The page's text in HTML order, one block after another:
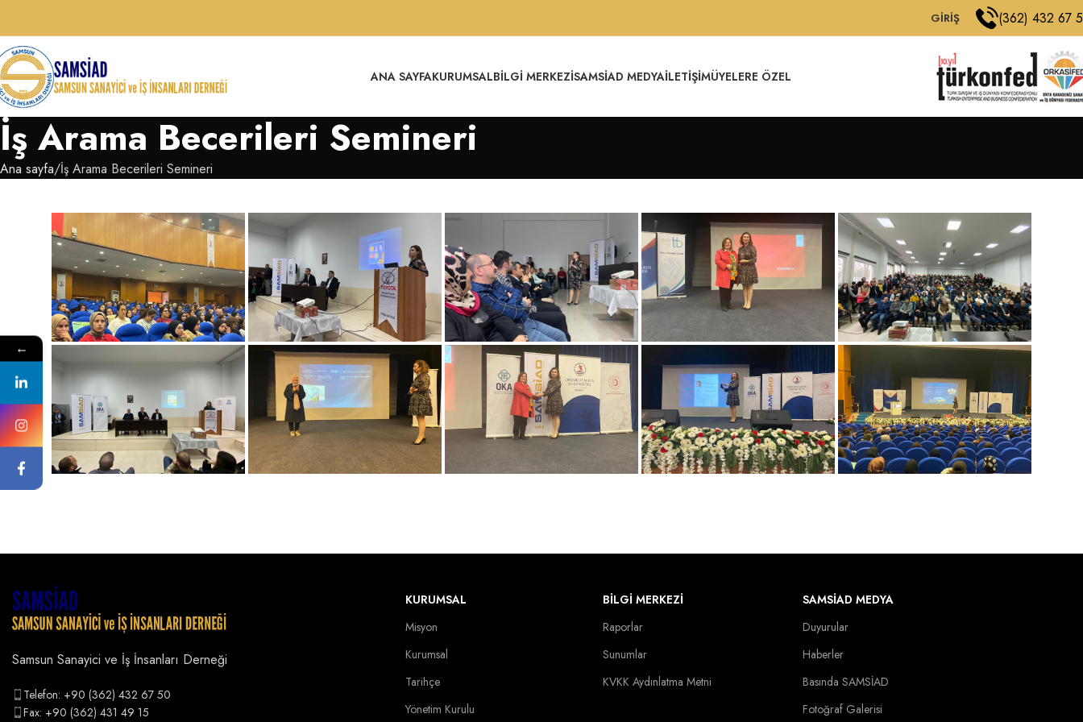
GIRIŞ (362) 432 67
ANA SAYFAKURUMSALBILGI MERKEZISAMSİAD MEDYAİLETIŞIMÜYELERE ÖZEL
İş Arama Becerileri Semineri
Ana sayfa İş Arama Becerileri Semineri
Samsun Sanayici ve İş İnsanları Derneği
Telefon: +90 (362) 432 67 50
Fax: +90 (362) 431 49 15
KURUMSAL
Misyon
Kurumsal
Tarihçe
Yönetim Kurulu
BİLGİ MERKEZİ
Raporlar
Sunumlar
KVKK Aydınlatma Metni
SAMSİAD MEDYA
Duyurular
Haberler
Basında SAMSİAD
Fotoğraf Galerisi
←